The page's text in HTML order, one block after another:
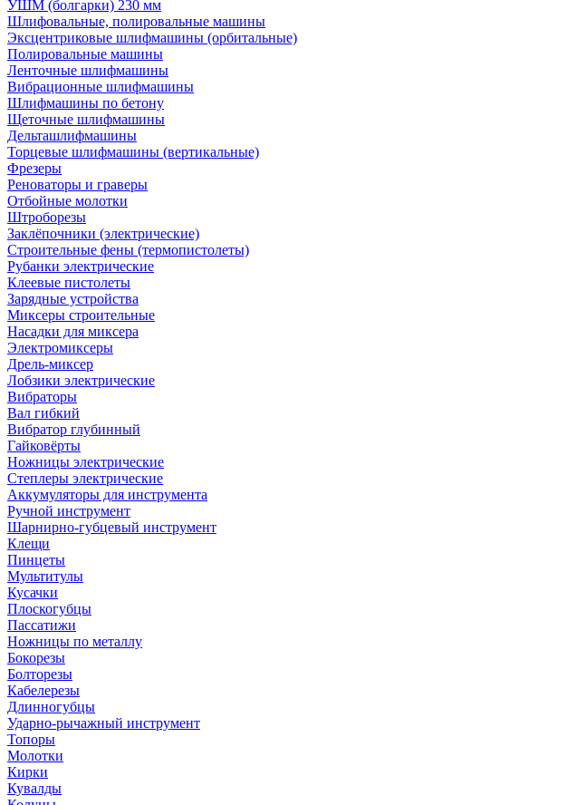
УШМ (болгарки) 230 мм
Шлифовальные, полировальные машины
Эксцентриковые шлифмашины (орбитальные)
Полировальные машины
Ленточные шлифмашины
Вибрационные шлифмашины
Шлифмашины по бетону
Щеточные шлифмашины
Дельташлифмашины
Торцевые шлифмашины (вертикальные)
Фрезеры
Реноваторы и граверы
Отбойные молотки
Штроборезы
Заклёпочники (электрические)
Строительные фены (термопистолеты)
Рубанки электрические
Клеевые пистолеты
Зарядные устройства
Миксеры строительные
Насадки для миксера
Электромиксеры
Дрель-миксер
Лобзики электрические
Вибраторы
Вал гибкий
Вибратор глубинный
Гайковёрты
Ножницы электрические
Степлеры электрические
Аккумуляторы для инструмента
Ручной инструмент
Шарнирно-губцевый инструмент
Клещи
Пинцеты
Мультитулы
Кусачки
Плоскогубцы
Пассатижи
Ножницы по металлу
Бокорезы
Болторезы
Кабелерезы
Длинногубцы
Ударно-рычажный инструмент
Топоры
Молотки
Кирки
Кувалды